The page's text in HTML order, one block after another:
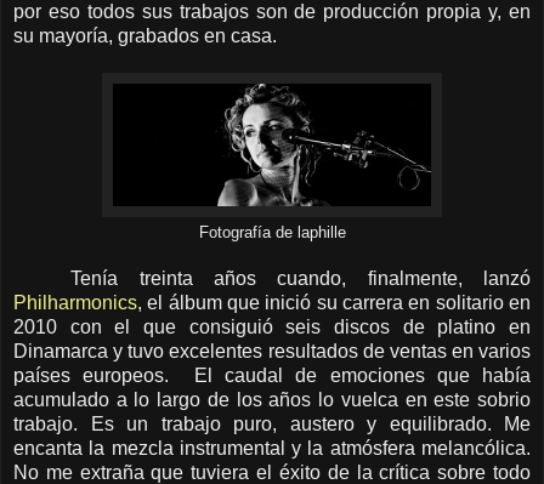
por eso todos sus trabajos son de producción propia y, en
su mayoría, grabados en casa.
Fotografía de laphille
Tenía treinta años cuando, finalmente, lanzó
Philharmonics, el álbum que inició su carrera en solitario en
2010 con el que consiguió seis discos de platino en
Dinamarca y tuvo excelentes resultados de ventas en varios
países europeos. El caudal de emociones que había
acumulado a lo largo de los años lo vuelca en este sobrio
trabajo. Es un trabajo puro, austero y equilibrado. Me
encanta la mezcla instrumental y la atmósfera melancólica.
No me extraña que tuviera el éxito de la crítica sobre todo